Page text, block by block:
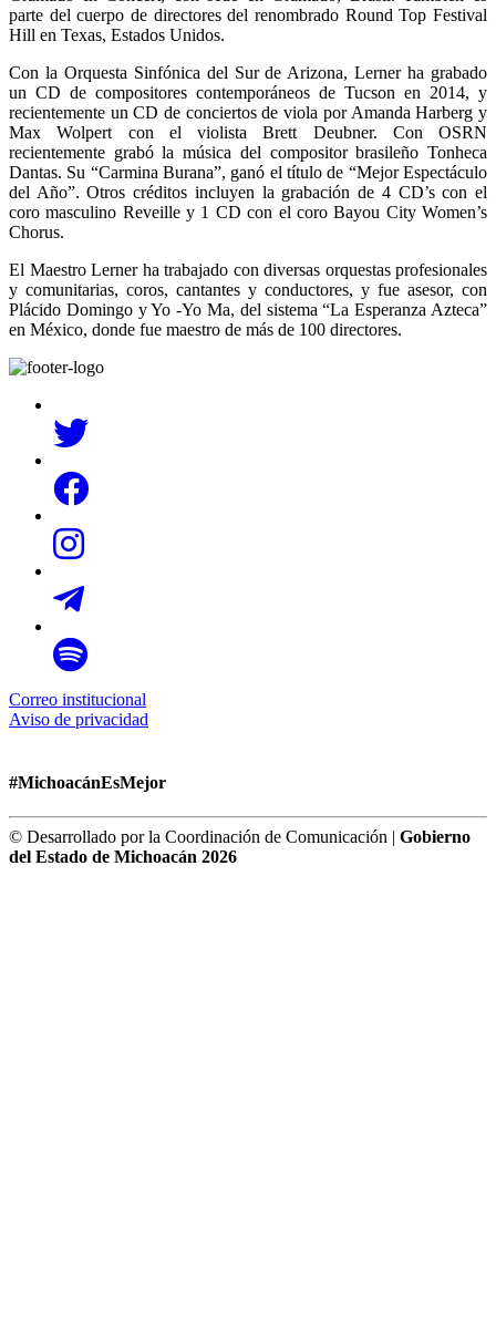
parte del cuerpo de directores del renombrado Round Top Festival
Hill en Texas, Estados Unidos.
Con la Orquesta Sinfónica del Sur de Arizona, Lerner ha grabado
un CD de compositores contemporáneos de Tucson en 2014, y
recientemente un CD de conciertos de viola por Amanda Harberg y
Max Wolpert con el violista Brett Deubner. Con OSRN
recientemente grabó la música del compositor brasileño Tonheca
Dantas. Su “Carmina Burana”, ganó el título de “Mejor Espectáculo
del Año”. Otros créditos incluyen la grabación de 4 CD’s con el
coro masculino Reveille y 1 CD con el coro Bayou City Women’s
Chorus.
El Maestro Lerner ha trabajado con diversas orquestas profesionales
y comunitarias, coros, cantantes y conductores, y fue asesor, con
Plácido Domingo y Yo -Yo Ma, del sistema “La Esperanza Azteca”
en México, donde fue maestro de más de 100 directores.
Correo institucional
Aviso de privacidad
#MichoacánEsMejor
© Desarrollado por la Coordinación de Comunicación | Gobierno
del Estado de Michoacán 2026